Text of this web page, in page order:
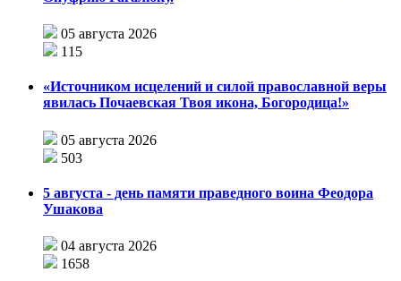
05 августа 2026
115
«Источником исцелений и силой православной веры
явилась Почаевская Твоя икона, Богородица!»
05 августа 2026
503
5 августа - день памяти праведного воина Феодора
Ушакова
04 августа 2026
1658